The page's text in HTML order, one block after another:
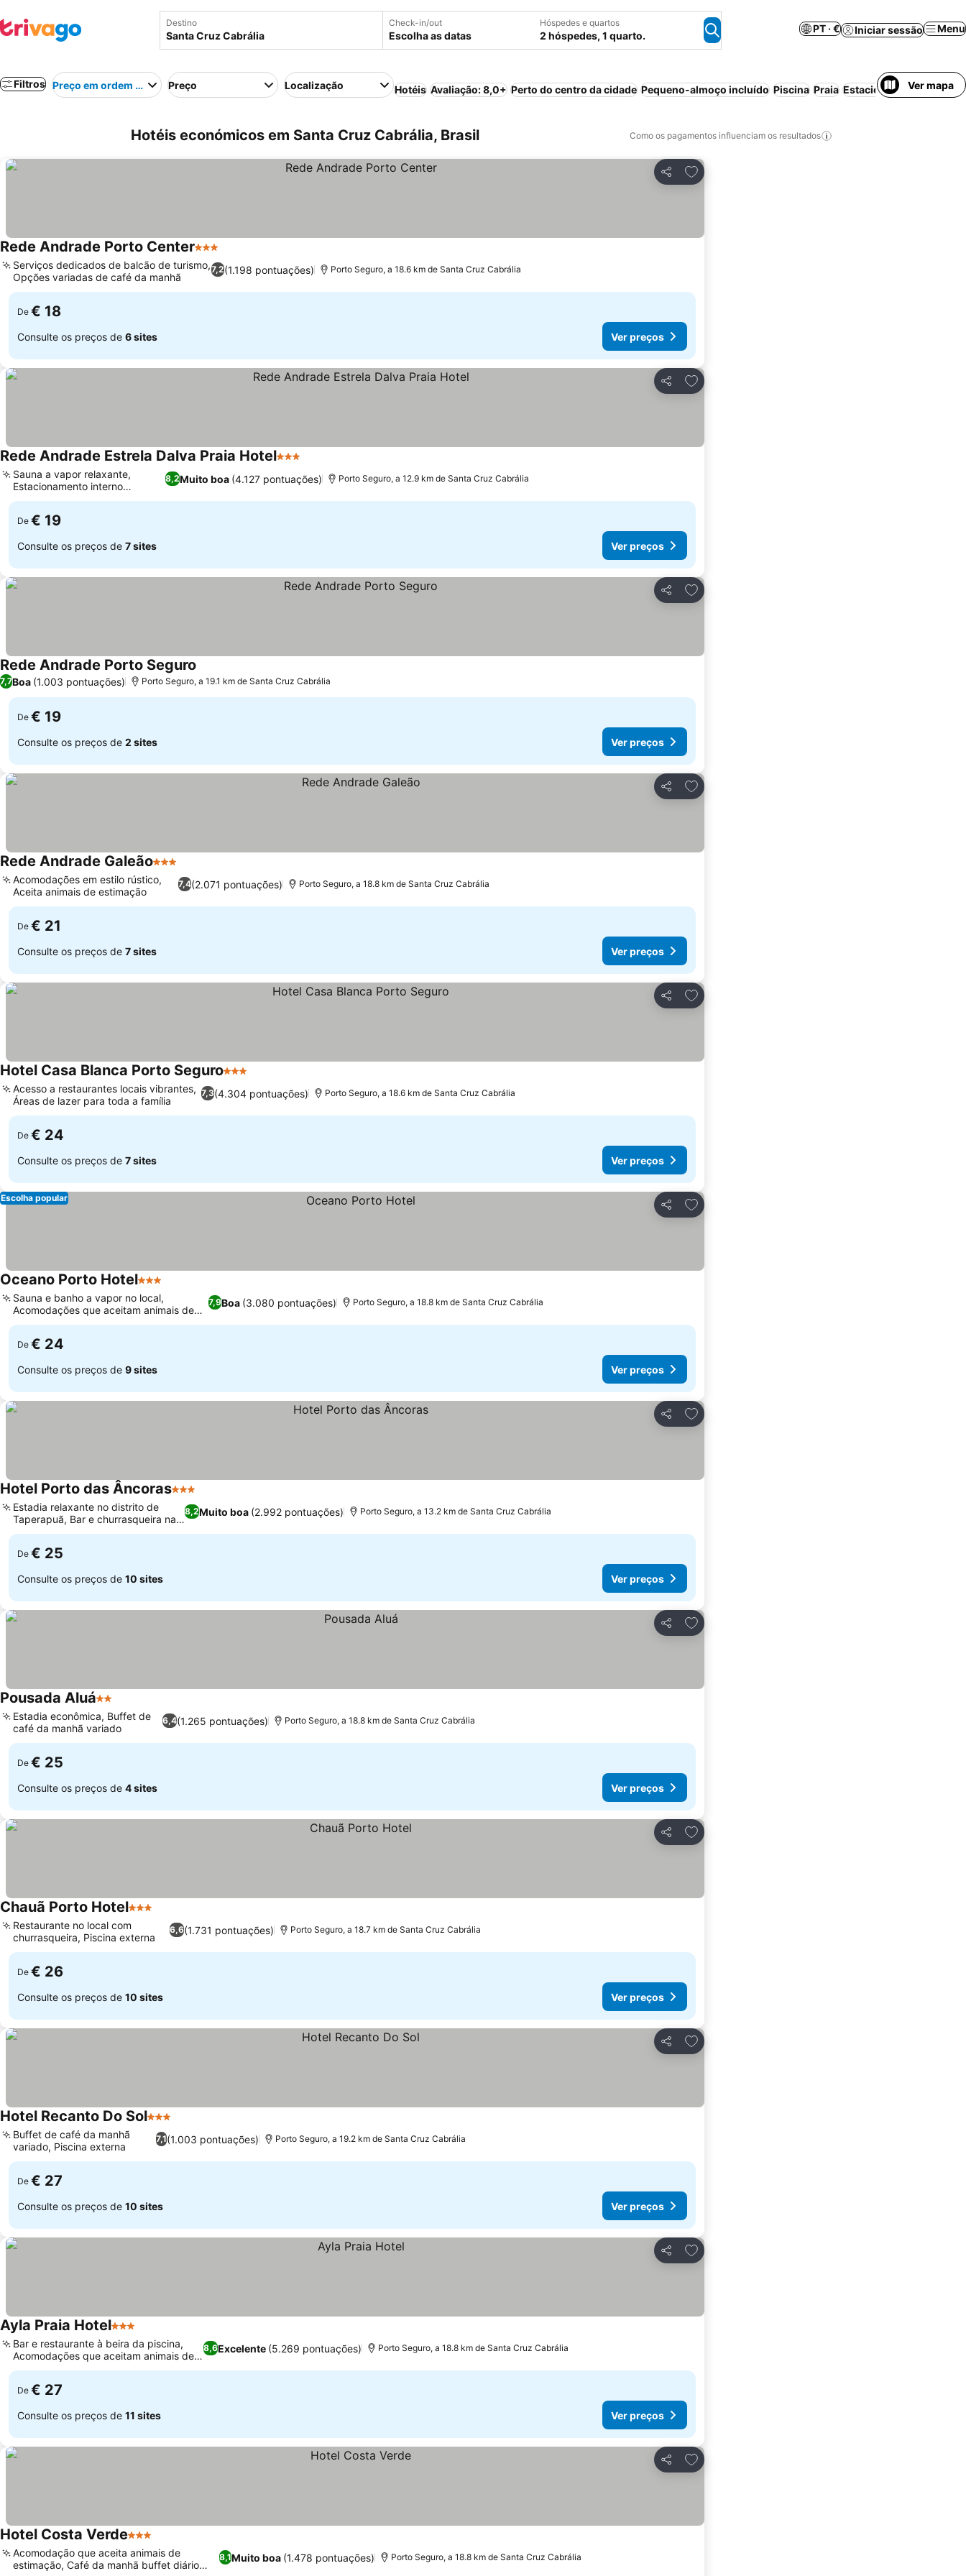
Destino Check-in/out
Escolha as datas
Hóspedes e quartos
2 hóspedes, 1 quarto.
PT · € Iniciar sessão Menu
Filtros Preço em ordem crescentePreço Localização Hotéis Avaliação: 8,0+ Perto do centro da cidade Pequeno-almoço incluído Piscina Praia Estacionamento Ar
Ver mapa
Hotéis económicos em Santa Cruz Cabrália, Brasil Como os pagamentos influenciam os resultados
Partilhar
Adicionar aos favoritos
Rede Andrade Porto Center3 Estrelas
7,2(1.198 pontuações)
Serviços dedicados de balcão de turismo,
Opções variadas de café da manhã
Porto Seguro, a 18.6 km de Santa Cruz Cabrália
De € 18
Consulte os preços de 6 sites Ver preços
Partilhar
Adicionar aos favoritos
Rede Andrade Estrela Dalva Praia Hotel3 Estrelas
8,2Muito boa (4.127 pontuações)
Sauna a vapor relaxante,
Estacionamento interno
conveniente
Porto Seguro, a 12.9 km de Santa Cruz Cabrália
De € 19
Consulte os preços de 7 sites Ver preços
Partilhar
Adicionar aos favoritos
Rede Andrade Porto Seguro
7,7Boa (1.003 pontuações) Porto Seguro, a 19.1 km de Santa Cruz Cabrália
De € 19
Consulte os preços de 2 sites Ver preços
Partilhar
Adicionar aos favoritos
Rede Andrade Galeão3 Estrelas
7,4(2.071 pontuações)
Acomodações em estilo rústico,
Aceita animais de estimação
Porto Seguro, a 18.8 km de Santa Cruz Cabrália
De € 21
Consulte os preços de 7 sites Ver preços
Partilhar
Adicionar aos favoritos
Hotel Casa Blanca Porto Seguro3 Estrelas
7,3(4.304 pontuações)
Acesso a restaurantes locais vibrantes,
Áreas de lazer para toda a família
Porto Seguro, a 18.6 km de Santa Cruz Cabrália
De € 24
Consulte os preços de 7 sites Ver preços
Partilhar
Adicionar aos favoritos
Escolha popular
Oceano Porto Hotel3 Estrelas
7,9Boa (3.080 pontuações)
Sauna e banho a vapor no local,
Acomodações que aceitam animais de
estimação
Porto Seguro, a 18.8 km de Santa Cruz Cabrália
De € 24
Consulte os preços de 9 sites Ver preços
Partilhar
Adicionar aos favoritos
Hotel Porto das Âncoras3 Estrelas
8,2Muito boa (2.992 pontuações)
Estadia relaxante no distrito de
Taperapuã, Bar e churrasqueira na
piscina
Porto Seguro, a 13.2 km de Santa Cruz Cabrália
De € 25
Consulte os preços de 10 sites Ver preços
Partilhar
Adicionar aos favoritos
Pousada Aluá2 Estrelas
6,4(1.265 pontuações)
Estadia econômica, Buffet de
café da manhã variado
Porto Seguro, a 18.8 km de Santa Cruz Cabrália
De € 25
Consulte os preços de 4 sites Ver preços
Partilhar
Adicionar aos favoritos
Chauã Porto Hotel3 Estrelas
6,6(1.731 pontuações)
Restaurante no local com
churrasqueira, Piscina externa
Porto Seguro, a 18.7 km de Santa Cruz Cabrália
De € 26
Consulte os preços de 10 sites Ver preços
Partilhar
Adicionar aos favoritos
Hotel Recanto Do Sol3 Estrelas
7,1(1.003 pontuações)
Buffet de café da manhã
variado, Piscina externa
Porto Seguro, a 19.2 km de Santa Cruz Cabrália
De € 27
Consulte os preços de 10 sites Ver preços
Partilhar
Adicionar aos favoritos
Ayla Praia Hotel3 Estrelas
8,6Excelente (5.269 pontuações)
Bar e restaurante à beira da piscina,
Acomodações que aceitam animais de
estimação
Porto Seguro, a 18.8 km de Santa Cruz Cabrália
De € 27
Consulte os preços de 11 sites Ver preços
Partilhar
Adicionar aos favoritos
Hotel Costa Verde3 Estrelas
8,1Muito boa (1.478 pontuações)
Acomodação que aceita animais de
estimação, Café da manhã buffet diário
Porto Seguro, a 18.8 km de Santa Cruz Cabrália